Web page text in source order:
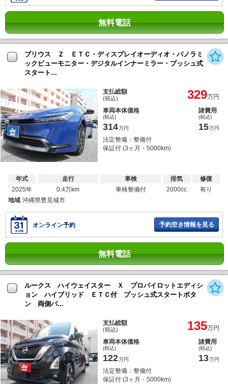
無料電話
プリウス Ｚ ＥＴＣ・ディスプレイオーディオ・パノラミ
ックビューモニター・デジタルインナーミラー・プッシュ式
スタート...
支払総額
(税込) 329万円
車両本体価格
(税込)
314万円
諸費用
(税込)
15万円
法定整備：整備付
保証付 (3ヶ月・5000km)
年式
2025年
走行
0.4万km
車検
車検整備付
排気
2000cc
修復
有り
地域 沖縄県豊見城市
オンライン予約 予約空き情報を見る
無料電話
ルークス ハイウェイスター Ｘ プロパイロットエディシ
ョン ハイブリッド ＥＴＣ付 プッシュ式スタートボタ
ン 両側パ...
支払総額
(税込) 135万円
車両本体価格
(税込)
122万円
諸費用
(税込)
13万円
法定整備：整備付
保証付 (3ヶ月・5000km)